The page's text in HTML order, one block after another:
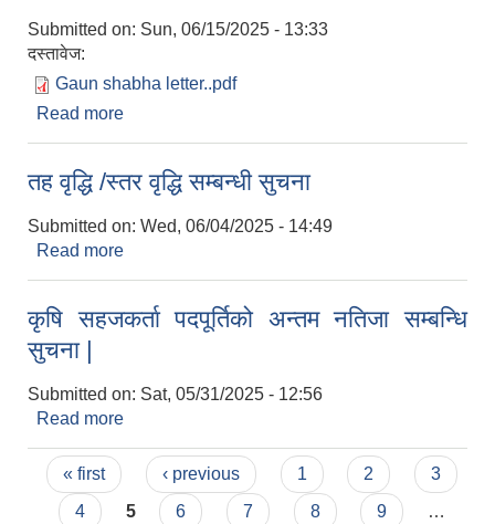
Submitted on: Sun, 06/15/2025 - 13:33
दस्तावेज:
Gaun shabha letter..pdf
Read more
तह वृद्धि /स्तर वृद्धि सम्बन्धी सुचना
Submitted on: Wed, 06/04/2025 - 14:49
Read more
कृषि सहजकर्ता पदपूर्तिको अन्तम नतिजा सम्बन्धि
सुचना |
Submitted on: Sat, 05/31/2025 - 12:56
Read more
Pages
« first ‹ previous 1 2
3
4
5 6 7 8 9
…